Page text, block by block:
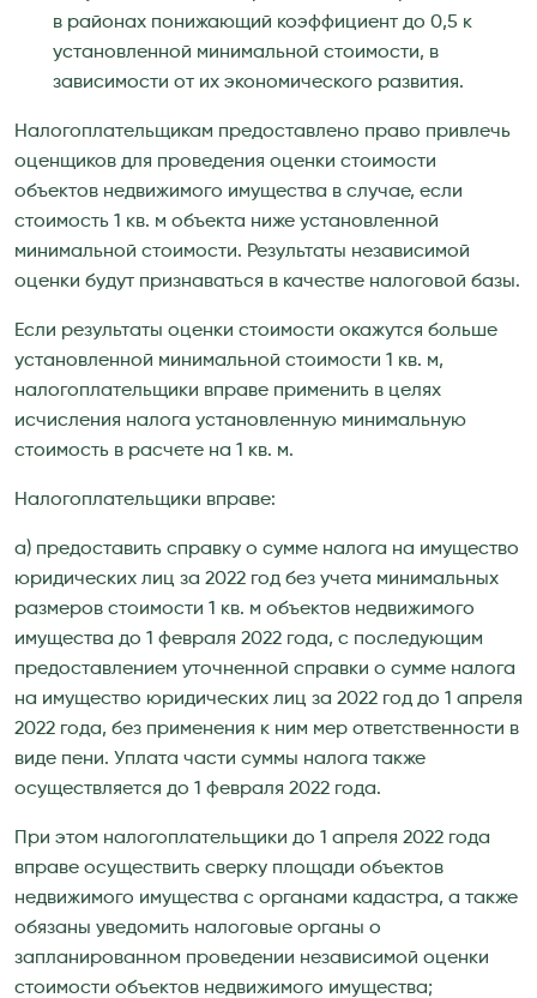
в районах понижающий коэффициент до 0,5 к
установленной минимальной стоимости, в
зависимости от их экономического развития.
Налогоплательщикам предоставлено право привлечь
оценщиков для проведения оценки стоимости
объектов недвижимого имущества в случае, если
стоимость 1 кв. м объекта ниже установленной
минимальной стоимости. Результаты независимой
оценки будут признаваться в качестве налоговой базы.
Если результаты оценки стоимости окажутся больше
установленной минимальной стоимости 1 кв. м,
налогоплательщики вправе применить в целях
исчисления налога установленную минимальную
стоимость в расчете на 1 кв. м.
Налогоплательщики вправе:
а) предоставить справку о сумме налога на имущество
юридических лиц за 2022 год без учета минимальных
размеров стоимости 1 кв. м объектов недвижимого
имущества до 1 февраля 2022 года, с последующим
предоставлением уточненной справки о сумме налога
на имущество юридических лиц за 2022 год до 1 апреля
2022 года, без применения к ним мер ответственности в
виде пени. Уплата части суммы налога также
осуществляется до 1 февраля 2022 года.
При этом налогоплательщики до 1 апреля 2022 года
вправе осуществить сверку площади объектов
недвижимого имущества с органами кадастра, а также
обязаны уведомить налоговые органы о
запланированном проведении независимой оценки
стоимости объектов недвижимого имущества;